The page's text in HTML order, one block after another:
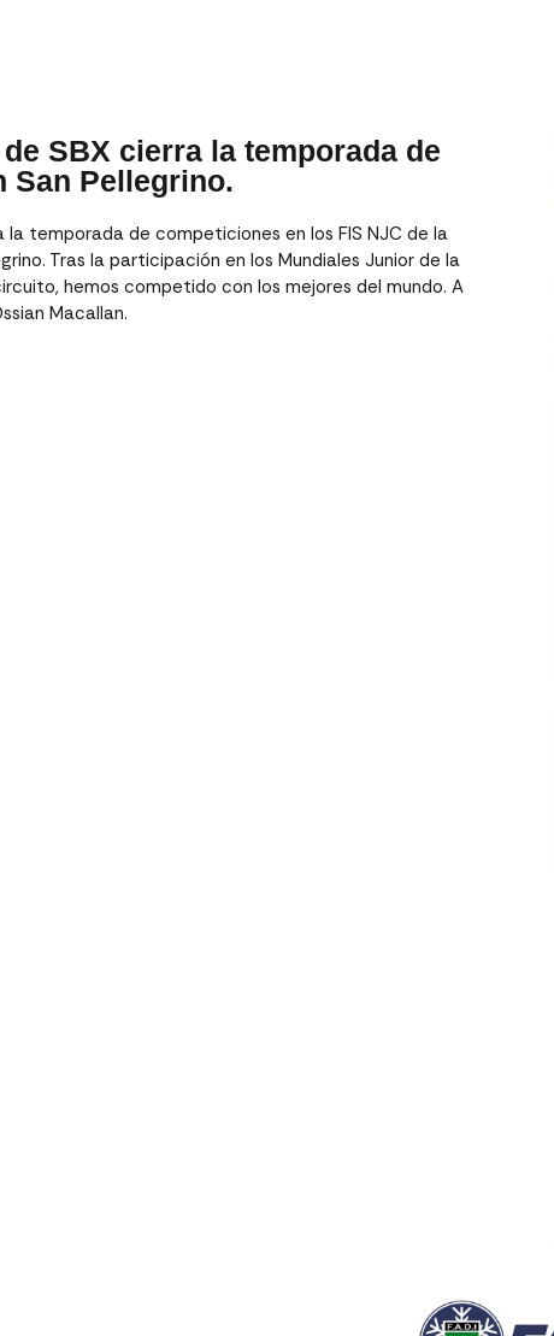
de SBX cierra la temporada de
San Pellegrino.
la temporada de competiciones en los FIS NJC de la
Tras la participación en los Mundiales Junior de la
hemos competido con los mejores del mundo. A
Macallan.